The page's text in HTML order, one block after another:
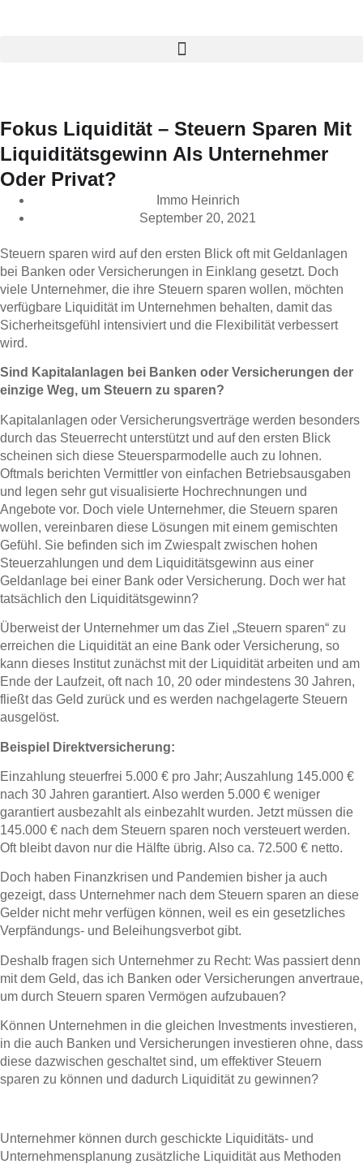
Fokus Liquidität – Steuern Sparen Mit
Liquiditätsgewinn Als Unternehmer
Oder Privat?
Immo Heinrich
September 20, 2021
Steuern sparen wird auf den ersten Blick oft mit Geldanlagen
bei Banken oder Versicherungen in Einklang gesetzt. Doch
viele Unternehmer, die ihre Steuern sparen wollen, möchten
verfügbare Liquidität im Unternehmen behalten, damit das
Sicherheitsgefühl intensiviert und die Flexibilität verbessert
wird.
Sind Kapitalanlagen bei Banken oder Versicherungen der
einzige Weg, um Steuern zu sparen?
Kapitalanlagen oder Versicherungsverträge werden besonders
durch das Steuerrecht unterstützt und auf den ersten Blick
scheinen sich diese Steuersparmodelle auch zu lohnen.
Oftmals berichten Vermittler von einfachen Betriebsausgaben
und legen sehr gut visualisierte Hochrechnungen und
Angebote vor. Doch viele Unternehmer, die Steuern sparen
wollen, vereinbaren diese Lösungen mit einem gemischten
Gefühl. Sie befinden sich im Zwiespalt zwischen hohen
Steuerzahlungen und dem Liquiditätsgewinn aus einer
Geldanlage bei einer Bank oder Versicherung. Doch wer hat
tatsächlich den Liquiditätsgewinn?
Überweist der Unternehmer um das Ziel „Steuern sparen“ zu
erreichen die Liquidität an eine Bank oder Versicherung, so
kann dieses Institut zunächst mit der Liquidität arbeiten und am
Ende der Laufzeit, oft nach 10, 20 oder mindestens 30 Jahren,
fließt das Geld zurück und es werden nachgelagerte Steuern
ausgelöst.
Beispiel Direktversicherung:
Einzahlung steuerfrei 5.000 € pro Jahr; Auszahlung 145.000 €
nach 30 Jahren garantiert. Also werden 5.000 € weniger
garantiert ausbezahlt als einbezahlt wurden. Jetzt müssen die
145.000 € nach dem Steuern sparen noch versteuert werden.
Oft bleibt davon nur die Hälfte übrig. Also ca. 72.500 € netto.
Doch haben Finanzkrisen und Pandemien bisher ja auch
gezeigt, dass Unternehmer nach dem Steuern sparen an diese
Gelder nicht mehr verfügen können, weil es ein gesetzliches
Verpfändungs- und Beleihungsverbot gibt.
Deshalb fragen sich Unternehmer zu Recht: Was passiert denn
mit dem Geld, das ich Banken oder Versicherungen anvertraue,
um durch Steuern sparen Vermögen aufzubauen?
Können Unternehmen in die gleichen Investments investieren,
in die auch Banken und Versicherungen investieren ohne, dass
diese dazwischen geschaltet sind, um effektiver Steuern
sparen zu können und dadurch Liquidität zu gewinnen?
Unternehmer können durch geschickte Liquiditäts- und
Unternehmensplanung zusätzliche Liquidität aus Methoden